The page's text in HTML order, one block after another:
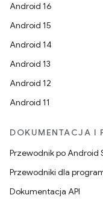
Android 16
Android 15
Android 14
Android 13
Android 12
Android 11
DOKUMENTACJA I
Przewodnik po Android
Przewodniki dla
Dokumentacja API